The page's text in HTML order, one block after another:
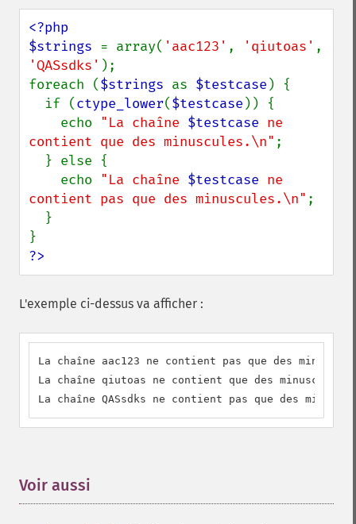
<?php
$strings = array( 'aac123' , 'qiutoas'
'QASsdks' );
foreach ($strings as $testcase ) {
  if (
ctype_lower($testcase )) {
    echo
"La chaîne $testcase ne
contient que des minuscules.\n" ;
    echo
"La chaîne $testcase ne
contient pas que des minuscules.\n" ;
?>
L'exemple ci-dessus va afficher :
La chaîne aac123 ne contient pas que des
La chaîne qiutoas ne contient que des minuscules.
La chaîne QASsdks ne contient pas que des
Voir aussi